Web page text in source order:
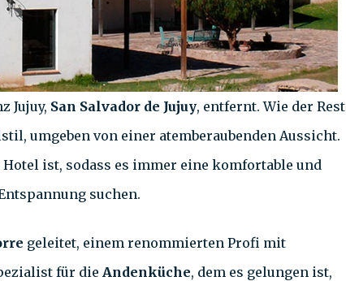
Jujuy, San Salvador de Jujuy, entfernt. Wie der Rest
umgeben von einer atemberaubenden Aussicht.
ist, sodass es immer eine komfortable und
suchen.
geleitet, einem renommierten Profi mit
für die Andenküche, dem es gelungen ist,